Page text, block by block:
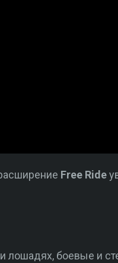
Free Ride
лошадях, боевые и